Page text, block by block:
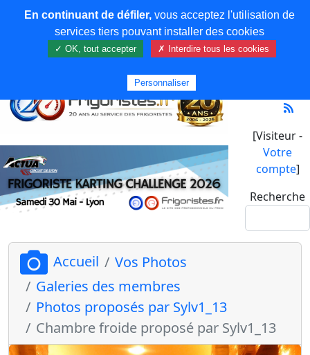
[Visiteur -
Votre
compte]
Recherche
Accueil
Vos Photos
Galeries des membres
Photos proposés par Sylv1_13
Chambre froide proposé par Sylv1_13
En continuant de défiler,vous acceptez l'utilisation de
services tiers pouvant installer des cookies
✓ OK, tout accepter ✗ Interdire tous les cookies
Personnaliser